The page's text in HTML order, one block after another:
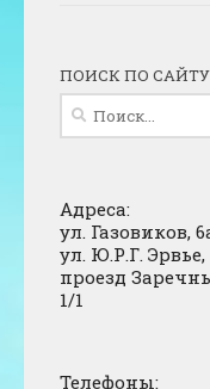
ПОИСК ПО САЙТУ
Найти:
Адреса:
ул. Газовиков,
ул. Ю.Р.Г. Эрвье,
проезд
1/1
Телефоны: